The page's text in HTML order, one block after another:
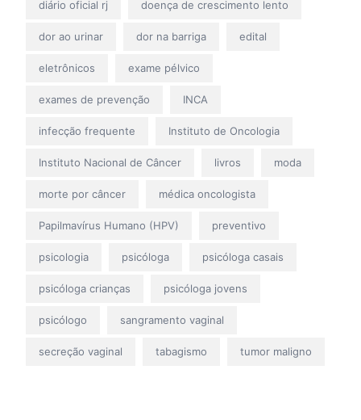
diário oficial rj doença de crescimento lento
dor ao urinar dor na barriga edital
eletrônicos exame pélvico
exames de prevenção INCA
infecção frequente Instituto de Oncologia
Instituto Nacional de Câncer livros moda
morte por câncer médica oncologista
Papilmavírus Humano (HPV) preventivo
psicologia psicóloga psicóloga casais
psicóloga crianças psicóloga jovens
psicólogo sangramento vaginal
secreção vaginal tabagismo tumor maligno